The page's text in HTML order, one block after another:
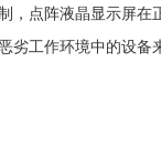
点阵液晶显示屏
工作环境中的设备